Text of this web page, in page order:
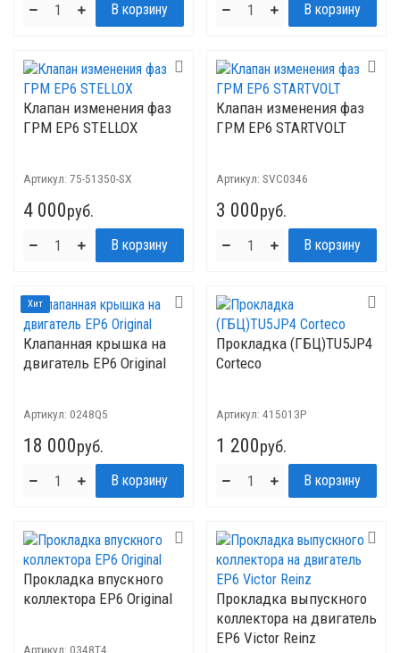
Клапан изменения фаз
ГРМ EP6 STELLOX
Артикул: 75-51350-SX
4 000руб.
Клапан изменения фаз
ГРМ EP6 STARTVOLT
Артикул: SVC0346
3 000руб.
Хит
Клапанная крышка на
двигатель EP6 Original
Артикул: 0248Q5
18 000руб.
Прокладка (ГБЦ)TU5JP4
Corteco
Артикул: 415013P
1 200руб.
Прокладка впускного
коллектора EP6 Original
Артикул: 0348T4
Прокладка выпускного
коллектора на двигатель
EP6 Victor Reinz